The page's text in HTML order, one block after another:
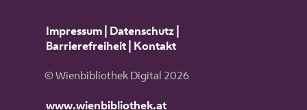
Impressum| Datenschutz|
Barrierefreiheit| Kontakt
© Wienbibliothek Digital 2026
www.wienbibliothek.at